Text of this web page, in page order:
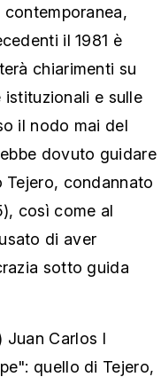
il 1981 è
chiarimenti su
e sulle
il nodo mai del
dovuto guidare
condannato
così come al
di aver
sotto guida
Juan Carlos I
quello di Tejero,